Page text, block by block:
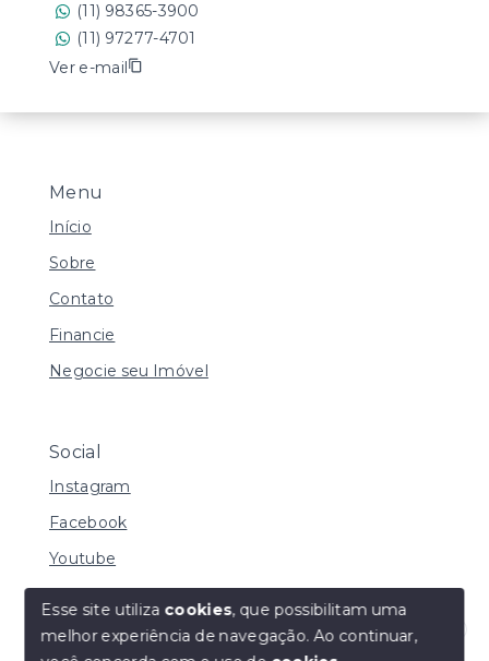
Olá! Estamos disponíveis para te ajudar.
Menu
Início
Sobre
Contato
Financie
Negocie seu Imóvel
Social
Instagram
Facebook
Youtube
© Copyright 2026 - I URBE CONSULTORIA
(11) 98365-3900
(11) 97277-4701
Ver e-mail
Esse site utiliza cookies, que possibilitam uma
melhor experiência de navegação.Ao continuar,